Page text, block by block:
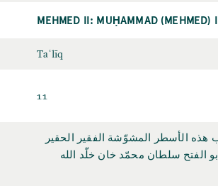
MEHMED II: MUḤAMMAD (MEHMED)
Taʿlīq
11
هذه الأسطر المشوّشة الفقير الحقير
الفتح سلطان محمّد خان خلّد الله